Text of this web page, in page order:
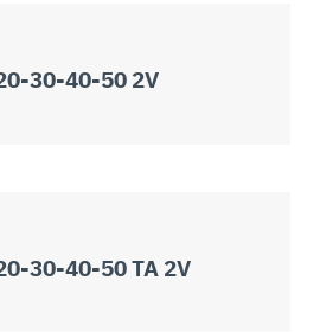
30-40-50 2V
30-40-50 TA 2V